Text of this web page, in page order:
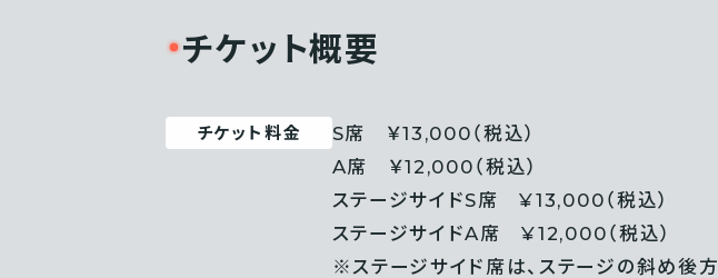
チケット概要
チケット料金
S席 ￥13,000（税込）
A席 ￥12,000（税込）
ステージサイドS席 ¥13,000（税込）
ステージサイドA席 ¥12,000（税込）
※ステージサイド席は、ステージの斜め後